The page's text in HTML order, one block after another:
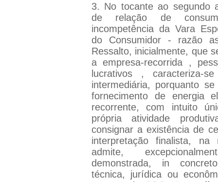
3. No tocante ao segundo
de relação de
incompetência da Vara
do Consumidor - razão
Ressalto, inicialmente, que
a empresa-recorrida ,
lucrativos , caracteriza-
intermediária, porquanto
fornecimento de energia
recorrente, com intuito
própria atividade
consignar a existência de
interpretação finalista,
admite,
demonstrada, in
técnica, jurídica ou